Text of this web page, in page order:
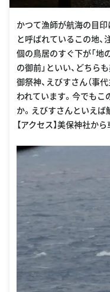
かつて漁師が航海の目印
と呼ばれているこの地、
個の鳥居のすぐ下が「地
の御前」といい、どちら
御祭神、えびすさん（事
われています。今でもこ
か。えびすさんといえば
【アクセス】美保神社か